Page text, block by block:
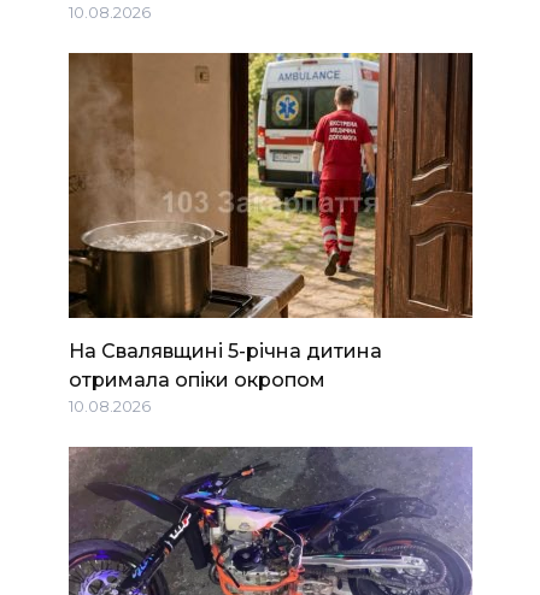
10.08.2026
На Свалявщині 5-річна дитина
отримала опіки окропом
10.08.2026